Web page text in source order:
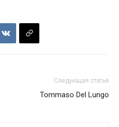
Следующая статья
Tommaso Del Lungo